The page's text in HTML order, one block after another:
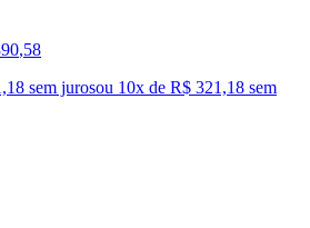
,58
sem jurosou 10x de R$ 321,18 sem